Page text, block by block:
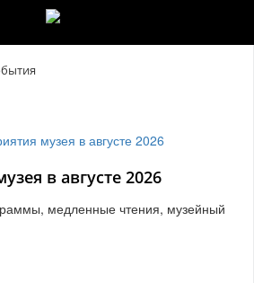
в августе 2026
медленные чтения, музейный